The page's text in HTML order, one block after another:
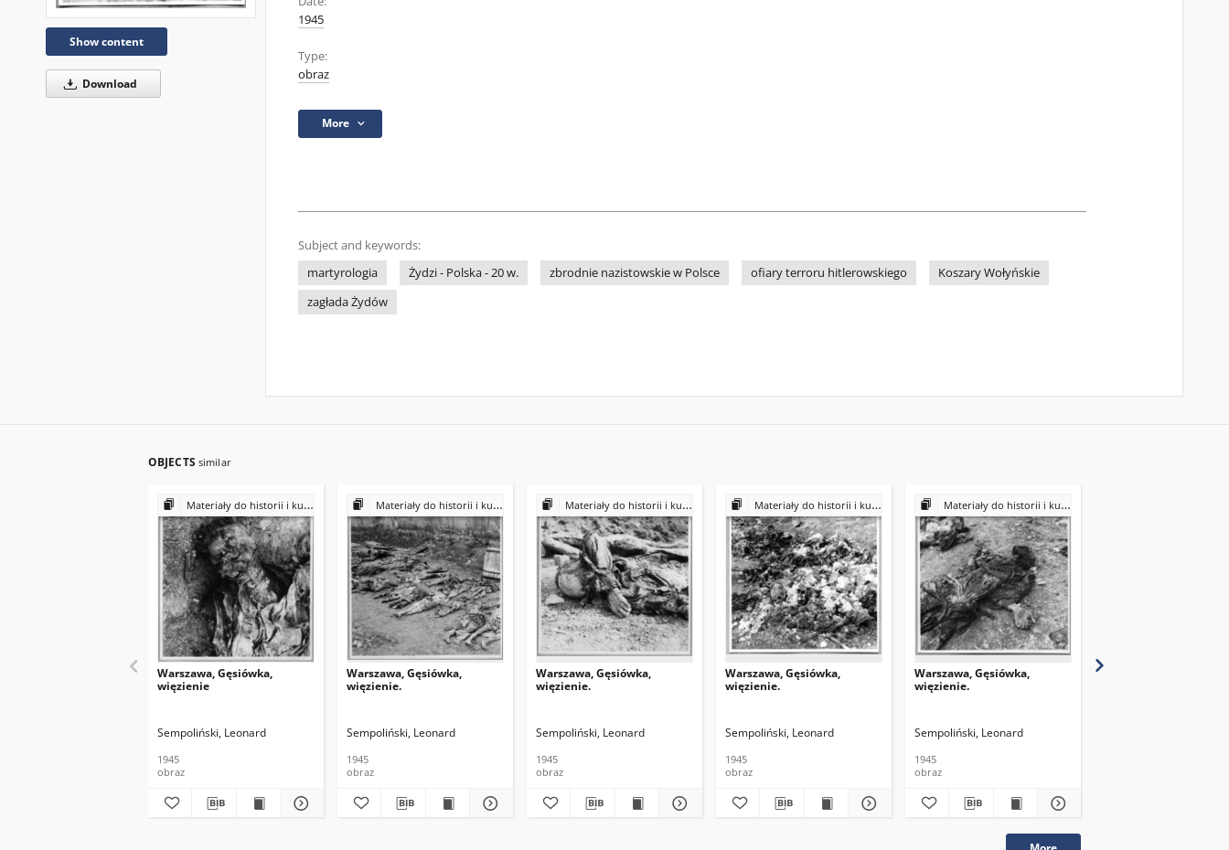
Show content
Download
1945
Type:
obraz
More
Subject and keywords:
martyrologia
Żydzi - Polska - 20 w. zbrodnie nazistowskie w Polsce ofiary terroru hitlerowskiego
Koszary Wołyńskie
zagłada Żydów
OBJECTS similar
Materiały do historii i kultury Żydów polskich
Warszawa, Gęsiówka,
więzienie
Sempoliński, Leonard
1945
obraz
Materiały do historii i kultury Żydów polskich
Warszawa, Gęsiówka,
więzienie.
Sempoliński, Leonard
1945
obraz
Materiały do historii i kultury Żydów polskich
Warszawa, Gęsiówka,
więzienie.
Sempoliński, Leonard
1945
obraz
Materiały do historii i kultury Żydów polskich
Warszawa, Gęsiówka,
więzienie.
Sempoliński, Leonard
1945
obraz
Materiały do historii i kultury Żydów polskich
Warszawa, Gęsiówka,
więzienie.
Sempoliński, Leonard
1945
obraz